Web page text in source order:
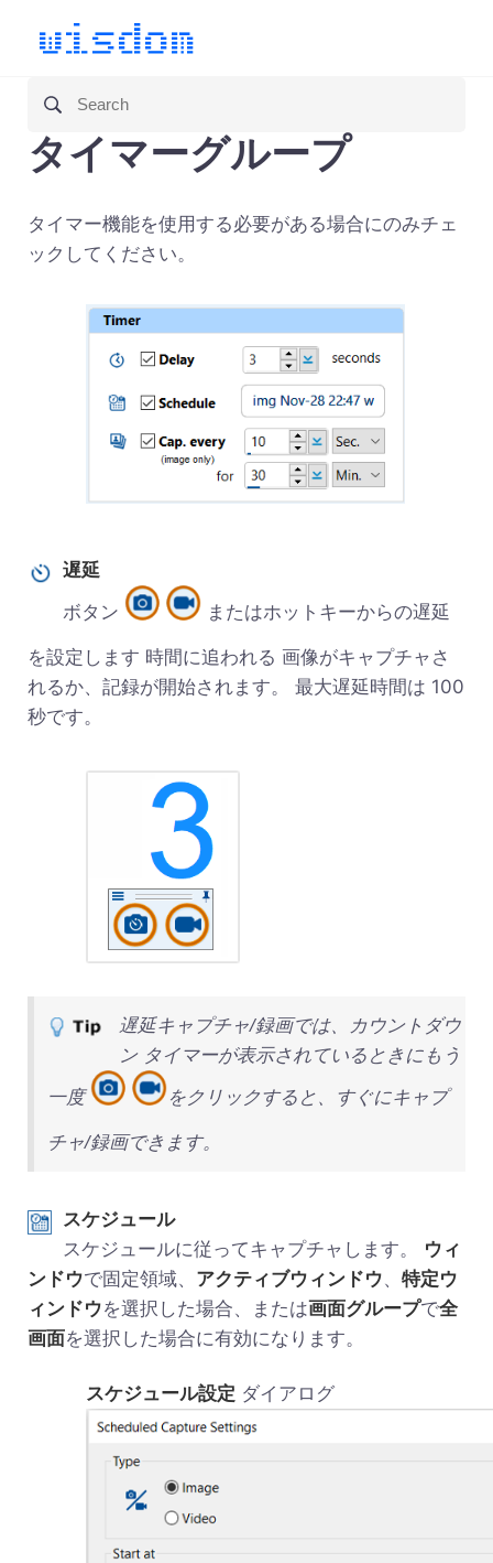
タイマーグループ
タイマー機能を使用する必要がある場合にのみチェ
ックしてください。
遅延
ボタン
またはホットキーからの遅延
を設定します 時間に追われる 画像がキャプチャさ
れるか、記録が開始されます。 最大遅延時間は 100
秒です。
遅延キャプチャ/録画では、カウントダウ
ン タイマーが表示されているときにもう
一度 をクリックすると、すぐにキャプ
チャ/録画できます。
スケジュール
スケジュールに従ってキャプチャします。 ウィ
ンドウで固定領域、 アクティブウィンドウ、 特定ウ
ィンドウを選択した場合、または画面グループで全
画面を選択した場合に有効になります。
スケジュール設定 ダイアログ